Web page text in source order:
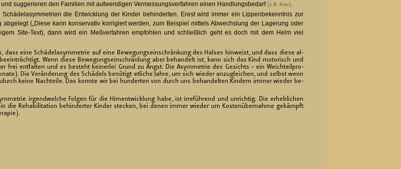
sug­ge­rie­ren den Fa­mi­li­en mit auf­wen­di­gen Ver­mes­sungs­ver­fah­ren einen Hand­lungs­be­darf (z.B. hier).
die Ent­wick­lung der Kin­der be­hin­der­ten. Erest wird immer ein Lip­pen­be­kennt­nis zur
ab­ge­legt („Diese kann kon­ser­va­tiv kor­ri­giert wer­den, zum Bei­spiel mit­tels Ab­wechs­lung der La­ge­rung oder
Site-Text), dann wird ein Meß­ver­fah­ren emp­foh­len und schließ­lich geht es doch mit dem Helm viel
dass eine Schä­de­lasym­me­trie auf eine Be­we­gungs­ein­schrän­kung des Hal­ses hin­weist, und dass diese al­
Wenn diese Be­we­gungs­ein­schrän­lung aber be­han­delt ist, kann sich das Kind mo­to­risch und
frei ent­fal­ten und es be­steht kei­ner­lei Grund zu Angst. Die Asym­me­trie des Ge­sichts – ein Weich­teil­pro­
Die Ver­än­de­rung des Schä­dels be­nö­tigt et­li­che Jahre, um sich wie­der an­zu­glei­chen, und selbst wenn
keine Nach­tei­le. Das konn­te wir bei hun­der­ten von durch uns be­han­del­ten Kin­dern immer wie­der be­
ir­gend­wel­che Fol­gen für die Hirn­ent­wick­lung habe, ist ir­re­füh­rend und un­rich­tig. Die er­heb­li­chen
die Re­ha­bi­li­ta­ti­on be­hin­der­ter Kin­der ste­cken, bei denen immer wie­der um Kos­ten­über­nah­me ge­kämpft